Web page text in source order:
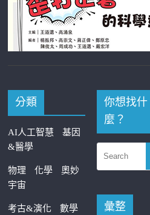
分類
AI人工智慧
基因
&醫學
物理 化學
奧妙
宇宙
考古&演化
數學
你想找什
麼？
彙整